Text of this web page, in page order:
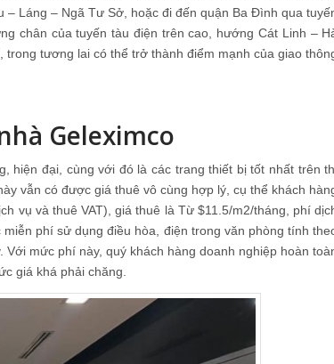
Láng – Ngã Tư Sở, hoặc đi đến quận Ba Đình qua
chân của tuyến tàu điện trên cao, hướng Cát Linh –
tương lai có thể trở thành điểm mạnh của giao
Geleximco
hiện đại, cùng với đó là các trang thiết bị tốt nhất trên
vẫn có được giá thuê vô cùng hợp lý, cụ thể khách
vụ và thuê VAT), giá thuê là Từ $11.5/m2/tháng, phí
phí sử dụng điều hòa, điện trong văn phòng tính
mức phí này, quý khách hàng doanh nghiệp hoàn
giá khá phải chăng.